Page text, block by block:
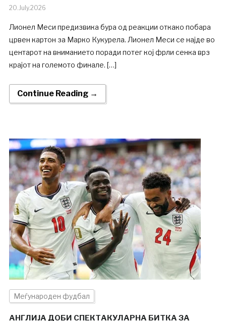
20.July.2026
Лионел Меси предизвика бура од реакции откако побара
црвен картон за Марко Кукурела. Лионел Меси се најде во
центарот на вниманието поради потег кој фрли сенка врз
крајот на големото финале. […]
Continue Reading →
Меѓународен фудбал
АНГЛИЈА ДОБИ СПЕКТАКУЛАРНА БИТКА ЗА